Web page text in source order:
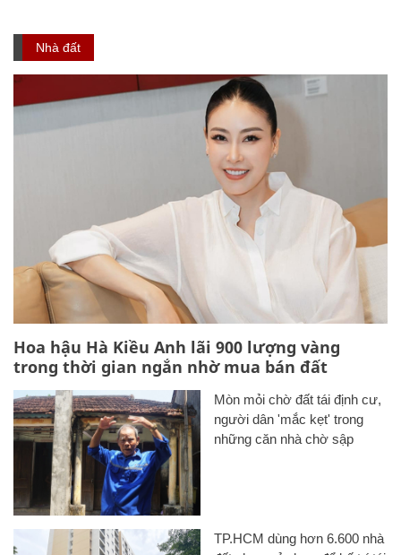
Nhà đất
Hoa hậu Hà Kiều Anh lãi 900 lượng vàng
trong thời gian ngắn nhờ mua bán đất
Mòn mỏi chờ đất tái định cư,
người dân 'mắc kẹt' trong
những căn nhà chờ sập
TP.HCM dùng hơn 6.600 nhà